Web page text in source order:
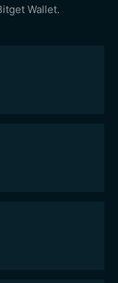
Wallet.